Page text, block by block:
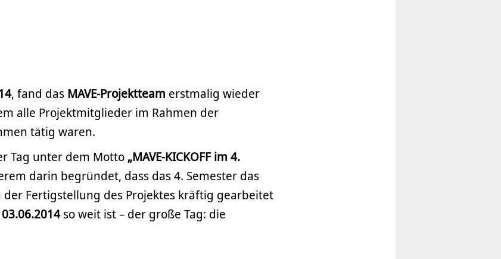
, fand das MAVE-Projektteam erstmalig wieder
alle Projektmitglieder im Rahmen der
tätig waren.
Tag unter dem Motto „MAVE-KICKOFF im 4.
darin begründet, dass das 4. Semester das
der Fertigstellung des Projektes kräftig gearbeitet
03.06.2014so weit ist – der große Tag: die